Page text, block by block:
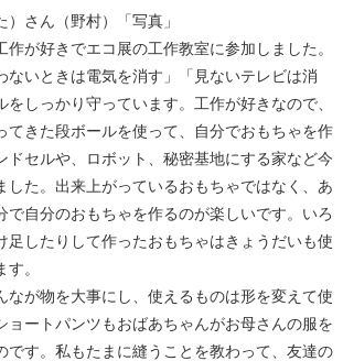
さん（野村）「写真」
が好きでエコ展の工作教室に参加しました。
ないときは電気を消す」「見ないテレビは消
しっかり守っています。工作が好きなので、
てきた段ボールを使って、自分でおもちゃを作
ドセルや、ロボット、秘密基地にする家など今
した。出来上がっているおもちゃではなく、あ
で自分のおもちゃを作るのが楽しいです。いろ
足したりして作ったおもちゃはきょうだいも使
。
が物を大事にし、使えるものは形を変えて使
ョートパンツもおばあちゃんがお母さんの服を
です。私もたまに縫うことを教わって、友達の